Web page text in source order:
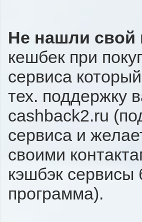
Не нашли свой
кешбек при
сервиса
тех. поддержку
cashback2.ru
сервиса и
своими
кэшбэк сервисы
программа).